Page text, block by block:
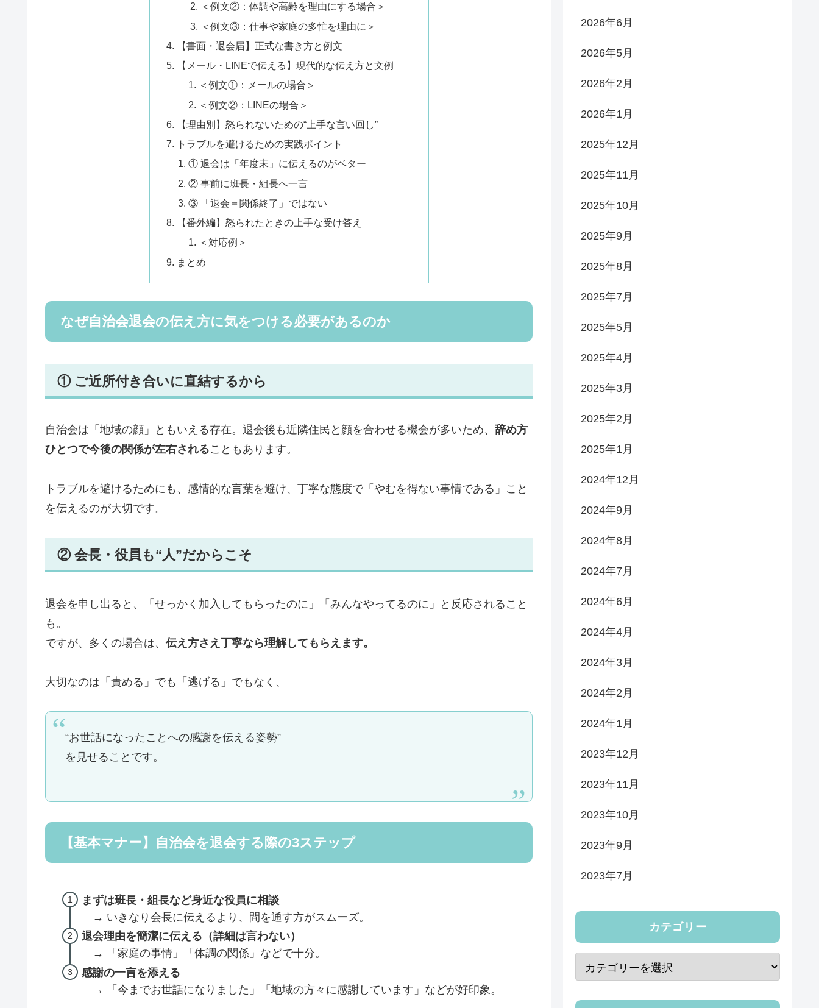
＜例文②：体調や高齢を理由にする場合＞
＜例文③：仕事や家庭の多忙を理由に＞
【書面・退会届】正式な書き方と例文
【メール・LINEで伝える】現代的な伝え方と文例
＜例文①：メールの場合＞
＜例文②：LINEの場合＞
【理由別】怒られないための“上手な言い回し”
トラブルを避けるための実践ポイント
① 退会は「年度末」に伝えるのがベター
② 事前に班長・組長へ一言
③ 「退会＝関係終了」ではない
【番外編】怒られたときの上手な受け答え
＜対応例＞
まとめ
なぜ自治会退会の伝え方に気をつける必要があるのか
① ご近所付き合いに直結するから
自治会は「地域の顔」ともいえる存在。退会後も近隣住民と顔を合わせる機会が多いため、 辞め方
ひとつで今後の関係が左右されることもあります。
トラブルを避けるためにも、感情的な言葉を避け、丁寧な態度で「やむを得ない事情である」こと
を伝えるのが大切です。
② 会長・役員も“人”だからこそ
退会を申し出ると、「せっかく加入してもらったのに」「みんなやってるのに」と反応されること
も。
ですが、多くの場合は、 伝え方さえ丁寧なら理解してもらえます。
大切なのは「責める」でも「逃げる」でもなく、
“お世話になったことへの感謝を伝える姿勢”
を見せることです。
【基本マナー】自治会を退会する際の3ステップ
まずは班長・組長など身近な役員に相談
→ いきなり会長に伝えるより、間を通す方がスムーズ。
退会理由を簡潔に伝える（詳細は言わない）
→ 「家庭の事情」「体調の関係」などで十分。
感謝の一言を添える
→ 「今までお世話になりました」「地域の方々に感謝しています」などが好印象。
2026年6月
2026年5月
2026年2月
2026年1月
2025年12月
2025年11月
2025年10月
2025年9月
2025年8月
2025年7月
2025年5月
2025年4月
2025年3月
2025年2月
2025年1月
2024年12月
2024年9月
2024年8月
2024年7月
2024年6月
2024年4月
2024年3月
2024年2月
2024年1月
2023年12月
2023年11月
2023年10月
2023年9月
2023年7月
カテゴリー